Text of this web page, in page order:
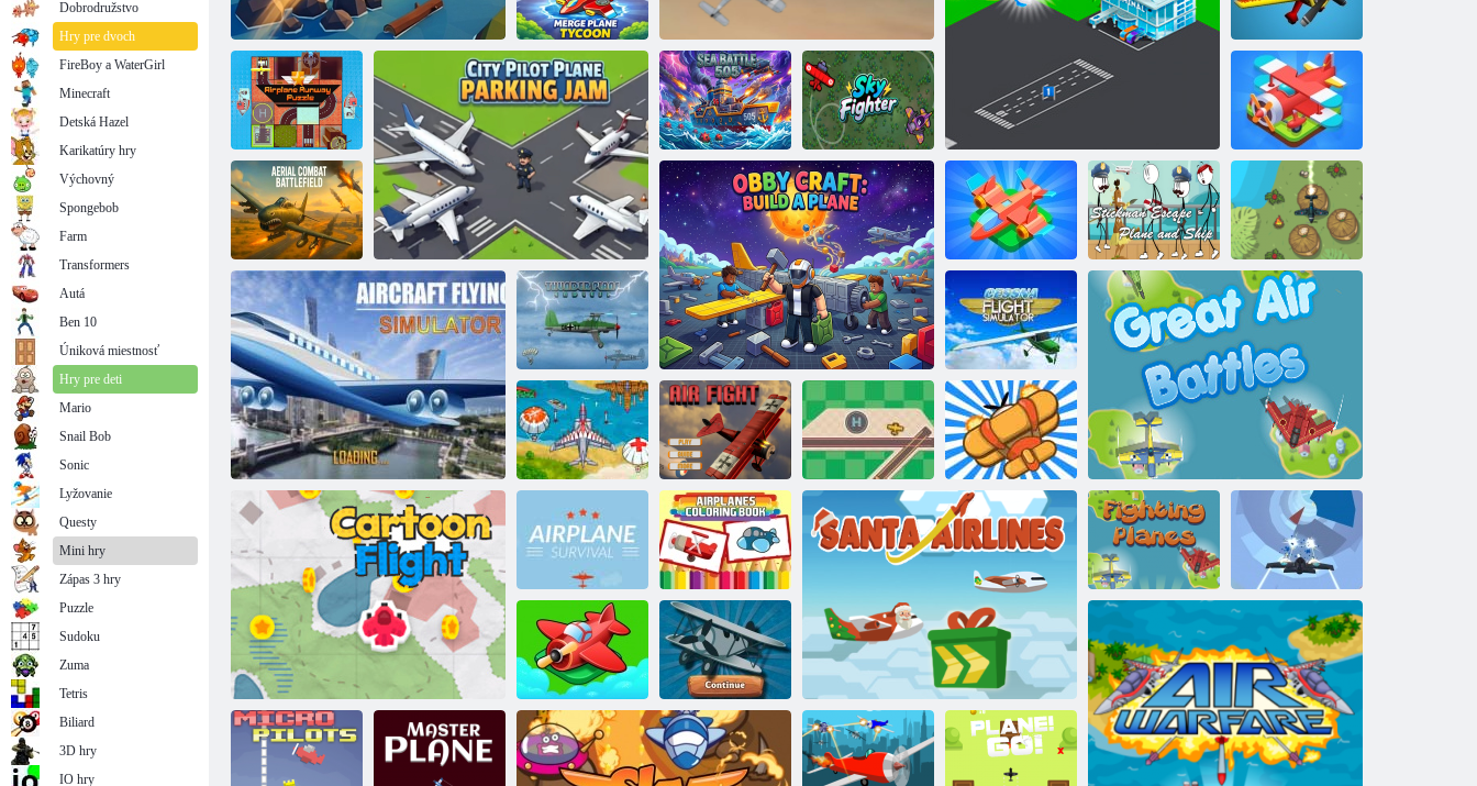
Kombinovanie lietadiel Letiskové parkovisko
Papierový drift
3D
Letectvo 2018
Papierový let 2 Letový simulátor Air Duel 2
Letisko Gul
Zlúčenie
leteckého
magnáta
Voľný pád 2
Puzzle
pristávacej dráhy
lietadla
Parkovacia zápcha lietadla City pilot
Námorná bitka
505
Nebeský
bojovník
Zlúčenie lietadiel
Obby craft: vytvorenie lietadla
Air Combat:
Battlefield
Nekonečný let
Stickman
Escape- Lietadlo
a loď
Boj proti
letectvu
Hromové
lietadlo
Letový simulátor
Hessna
Veľké bitky vzduch
Letecký útok Letecký boj Kontrola letisko
Prežitie lietadla
Lietadlo
Omaľovánky
Bojové lietadlá Tunel lietadla
Vypustite všetky Lietadlo. io
Dobrodružstvo
Hry pre dvoch
FireBoy a WaterGirl
Minecraft
Detská Hazel
Karikatúry hry
Výchovný
Spongebob
Farm
Transformers
Autá
Ben 10
Úniková miestnosť
Hry pre deti
Mario
Snail Bob
Sonic
Lyžovanie
Questy
Mini hry
Zápas 3 hry
Puzzle
Sudoku
Zuma
Tetris
Biliard
3D hry
IO hry